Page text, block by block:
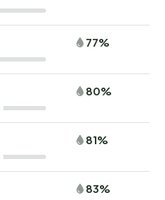
77%
80%
81%
83%